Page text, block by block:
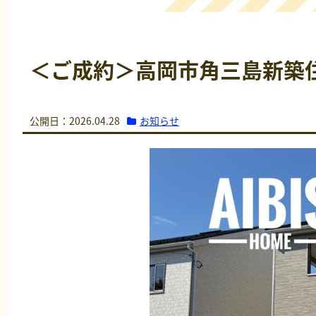
＜ご成約＞高岡市角三島新築
公開日：2026.04.28 お知らせ